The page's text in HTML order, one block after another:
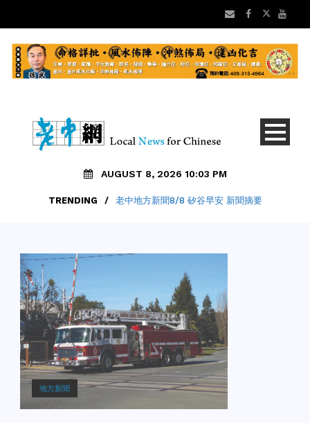
AUGUST 8, 2026 10:03 PM
TRENDING / 老中地方新聞8/8 矽谷早安 新聞摘要
地方新聞